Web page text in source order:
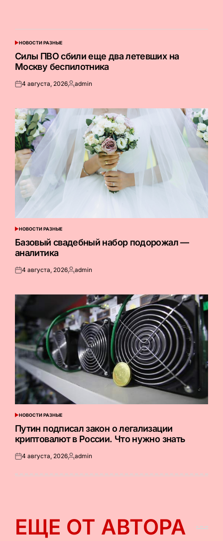
ОПУБЛИКОВАНО
НОВОСТИ РАЗНЫЕ
Силы ПВО сбили еще два летевших на
Москву беспилотника
Опубликовано
4 августа, 2026Запись
admin
ОПУБЛИКОВАНО
В
НОВОСТИ РАЗНЫЕ
Базовый свадебный набор подорожал —
аналитика
Опубликовано
4 августа, 2026Запись
admin
ОПУБЛИКОВАНО
В
НОВОСТИ РАЗНЫЕ
Путин подписал закон о легализации
криптовалют в России. Что нужно знать
Опубликовано
4 августа, 2026Запись
admin
ЕЩЕ ОТ АВТОРА